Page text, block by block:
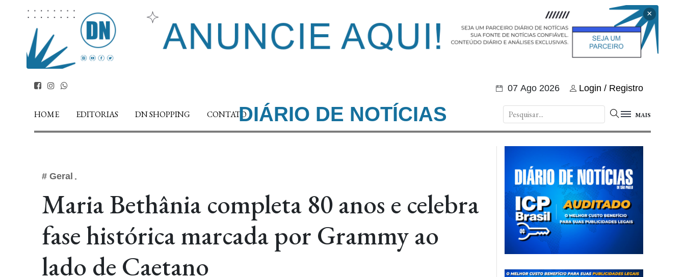
×
07 Ago 2026 Login / Registro
HOME EDITORIAS DN SHOPPING CONTATODIÁRIO DE NOTÍCIAS MAIS
# Geral
Maria Bethânia completa 80 anos e celebra
fase histórica marcada por Grammy ao
lado de Caetano